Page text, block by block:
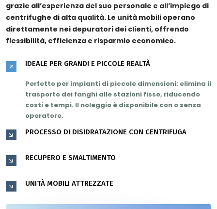
grazie all’esperienza del suo personale e all’impiego di
centrifughe di alta qualità. Le unità mobili operano
direttamente nei depuratori dei clienti, offrendo
flessibilità, efficienza e risparmio economico.
IDEALE PER GRANDI E PICCOLE REALTÀ
Perfetto per impianti di piccole dimensioni: elimina il
trasporto dei fanghi alle stazioni fisse, riducendo
costi e tempi. Il noleggio è disponibile con o senza
operatore.
PROCESSO DI DISIDRATAZIONE CON CENTRIFUGA
RECUPERO E SMALTIMENTO
UNITÀ MOBILI ATTREZZATE